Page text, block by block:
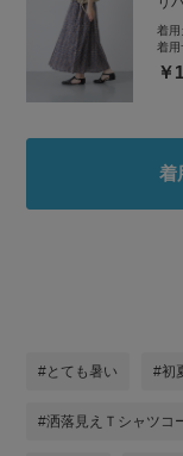
着
着用
￥
着
#とても暑い #初
#洒落見えＴシャツコ